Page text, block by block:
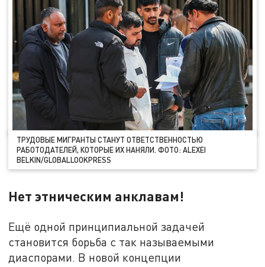
ТРУДОВЫЕ МИГРАНТЫ СТАНУТ ОТВЕТСТВЕННОСТЬЮ
РАБОТОДАТЕЛЕЙ, КОТОРЫЕ ИХ НАНЯЛИ. ФОТО: ALEXEI
BELKIN/GLOBALLOOKPRESS
Нет этническим анклавам!
Ещё одной принципиальной задачей
становится борьба с так называемыми
диаспорами. В новой концепции